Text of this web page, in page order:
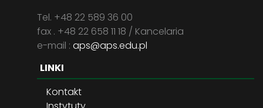
Tel. +48 22 589 36 00
fax . +48 22 658 11 18 / Kancelaria
e-mail : aps@aps.edu.pl
LINKI
Kontakt